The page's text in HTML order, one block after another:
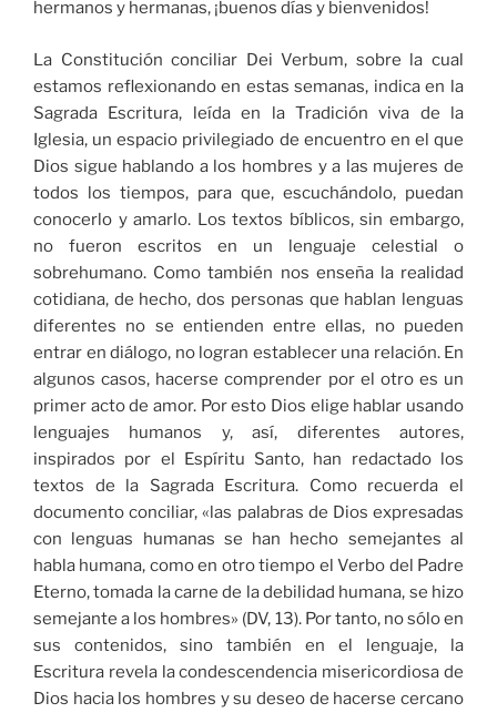
hermanos y hermanas, ¡buenos días y bienvenidos!
La Constitución conciliar Dei Verbum, sobre la cual
estamos reflexionando en estas semanas, indica en la
Sagrada Escritura, leída en la Tradición viva de la
Iglesia, un espacio privilegiado de encuentro en el que
Dios sigue hablando a los hombres y a las mujeres de
todos los tiempos, para que, escuchándolo, puedan
conocerlo y amarlo. Los textos bíblicos, sin embargo,
no fueron escritos en un lenguaje celestial o
sobrehumano. Como también nos enseña la realidad
cotidiana, de hecho, dos personas que hablan lenguas
diferentes no se entienden entre ellas, no pueden
entrar en diálogo, no logran establecer una relación. En
algunos casos, hacerse comprender por el otro es un
primer acto de amor. Por esto Dios elige hablar usando
lenguajes humanos y, así, diferentes autores,
inspirados por el Espíritu Santo, han redactado los
textos de la Sagrada Escritura. Como recuerda el
documento conciliar, «las palabras de Dios expresadas
con lenguas humanas se han hecho semejantes al
habla humana, como en otro tiempo el Verbo del Padre
Eterno, tomada la carne de la debilidad humana, se hizo
semejante a los hombres» (DV, 13). Por tanto, no sólo en
sus contenidos, sino también en el lenguaje, la
Escritura revela la condescendencia misericordiosa de
Dios hacia los hombres y su deseo de hacerse cercano